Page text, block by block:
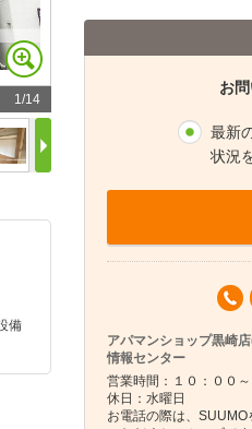
1/14
備
お
最新
状況
アパマンショップ黒崎
情報センター
営業時間：１０：００
休日：水曜日
お電話の際は、SUUMO